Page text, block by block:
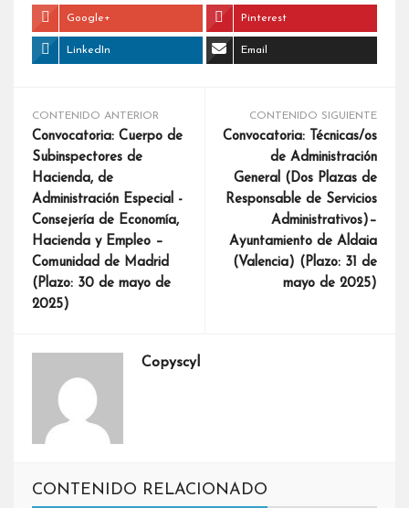
Google+ Pinterest
LinkedIn Email
CONTENIDO ANTERIOR
Convocatoria: Cuerpo de
Subinspectores de
Hacienda, de
Administración Especial -
Consejería de Economía,
Hacienda y Empleo –
Comunidad de Madrid
(Plazo: 30 de mayo de
2025)
CONTENIDO SIGUIENTE
Convocatoria: Técnicas/os
de Administración
General (Dos Plazas de
Responsable de Servicios
Administrativos)–
Ayuntamiento de Aldaia
(Valencia) (Plazo: 31 de
mayo de 2025)
Copyscyl
CONTENIDO RELACIONADO